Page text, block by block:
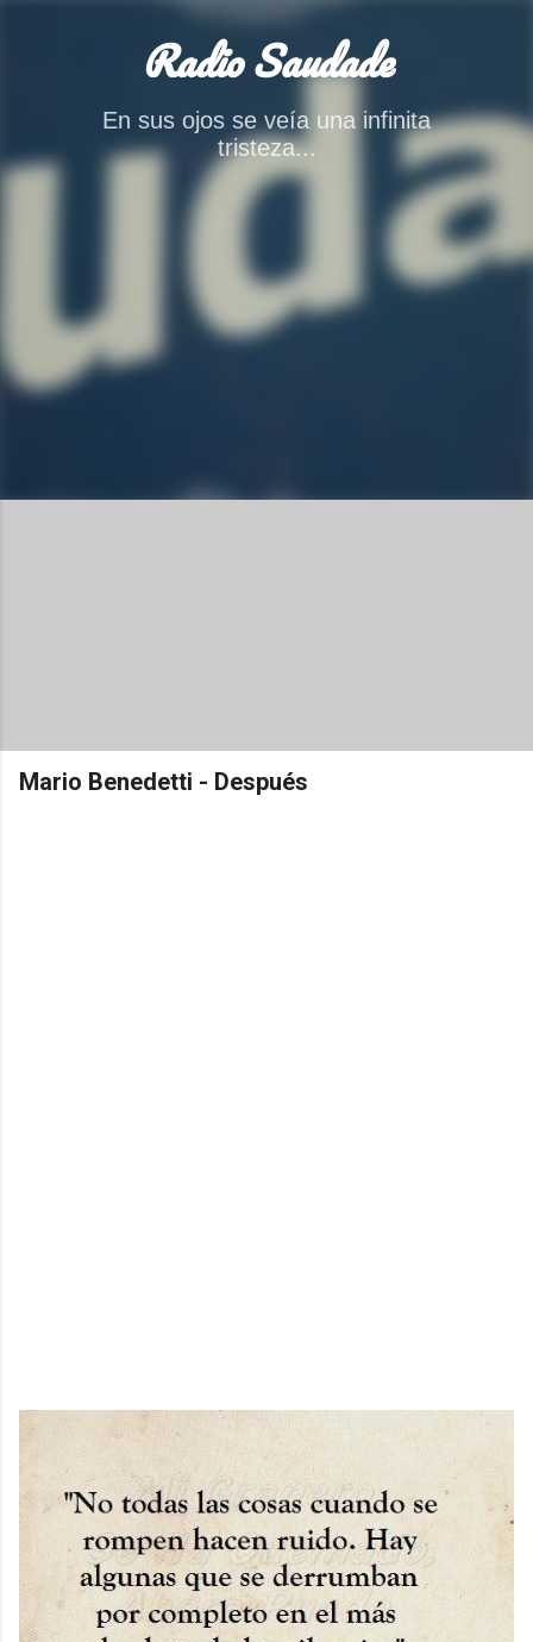
Radio Saudade
En sus ojos se veía una infinita
tristeza...
Mario Benedetti - Después